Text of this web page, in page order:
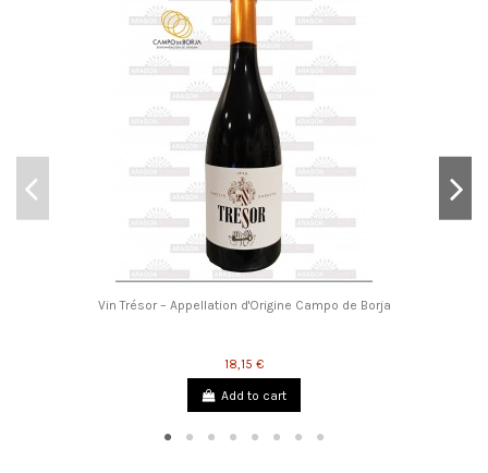
Vin Trésor – Appellation d'Origine Campo de Borja
18,15 €
Add to cart